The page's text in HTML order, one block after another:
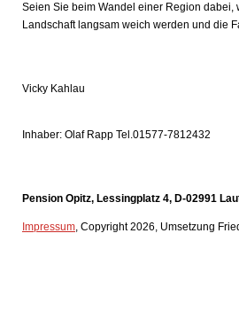
Seien Sie beim Wandel einer Region dabei,
Landschaft langsam weich werden und die
Vicky Kahlau
Inhaber: Olaf Rapp Tel.01577-7812432
Pension Opitz, Lessingplatz 4, D-02991
Impressum, Copyright 2026, Umsetzung